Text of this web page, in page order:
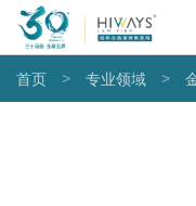
首页 > 专业领域 >